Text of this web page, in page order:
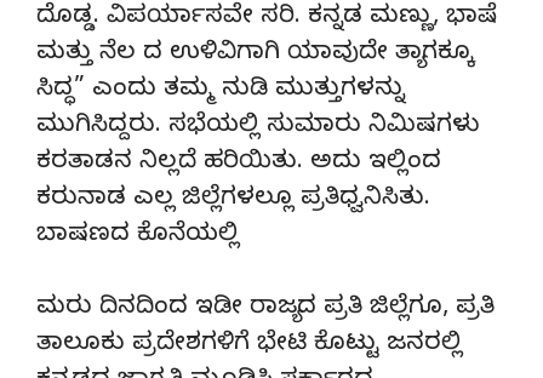
ದೊಡ್ಡ. ವಿಪರ್ಯಾಸವೇ ಸರಿ. ಕನ್ನಡ ಮಣ್ಣು, ಭಾಷೆ
ಮತ್ತು ನೆಲ ದ ಉಳಿವಿಗಾಗಿ ಯಾವುದೇ ತ್ಯಾಗಕ್ಕೂ
ಸಿದ್ಧ” ಎಂದು ತಮ್ಮ ನುಡಿ ಮುತ್ತುಗಳನ್ನು
ಮುಗಿಸಿದ್ದರು. ಸಭೆಯಲ್ಲಿ ಸುಮಾರು ನಿಮಿಷಗಳು
ಕರತಾಡನ ನಿಲ್ಲದೆ ಹರಿಯಿತು. ಅದು ಇಲ್ಲಿಂದ
ಕರುನಾಡ ಎಲ್ಲ ಜಿಲ್ಲೆಗಳಲ್ಲೂ ಪ್ರತಿಧ್ವನಿಸಿತು.
ಬಾಷಣದ ಕೊನೆಯಲ್ಲಿ
ಮರು ದಿನದಿಂದ ಇಡೀ ರಾಜ್ಯದ ಪ್ರತಿ ಜಿಲ್ಲೆಗೂ, ಪ್ರತಿ
ತಾಲೂಕು ಪ್ರದೇಶಗಳಿಗೆ ಭೇಟಿ ಕೊಟ್ಟು ಜನರಲ್ಲಿ